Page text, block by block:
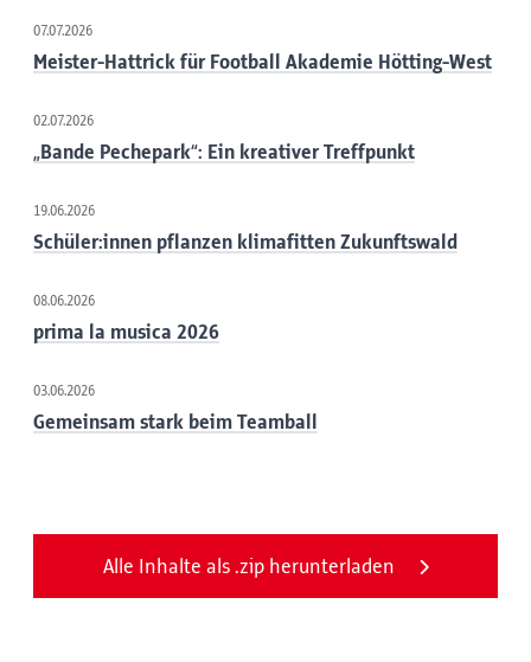
07.07.2026
Meister-Hattrick für Football Akademie Hötting-West
02.07.2026
„Bande Pechepark“: Ein kreativer Treffpunkt
19.06.2026
Schüler:innen pflanzen klimafitten Zukunftswald
08.06.2026
prima la musica 2026
03.06.2026
Gemeinsam stark beim Teamball
Alle Inhalte als .zip herunterladen